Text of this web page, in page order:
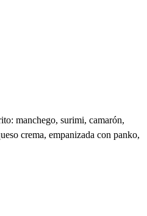
manchego, surimi, camarón,
crema, empanizada con panko,